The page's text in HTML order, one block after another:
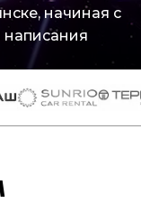
начиная с
написания